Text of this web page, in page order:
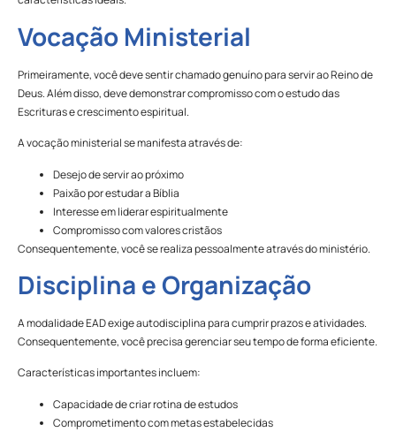
Vocação Ministerial
Primeiramente, você deve sentir chamado genuíno para servir ao Reino de
Deus. Além disso, deve demonstrar compromisso com o estudo das
Escrituras e crescimento espiritual.
A vocação ministerial se manifesta através de:
Desejo de servir ao próximo
Paixão por estudar a Bíblia
Interesse em liderar espiritualmente
Compromisso com valores cristãos
Consequentemente, você se realiza pessoalmente através do ministério.
Disciplina e Organização
A modalidade EAD exige autodisciplina para cumprir prazos e atividades.
Consequentemente, você precisa gerenciar seu tempo de forma eficiente.
Características importantes incluem:
Capacidade de criar rotina de estudos
Comprometimento com metas estabelecidas